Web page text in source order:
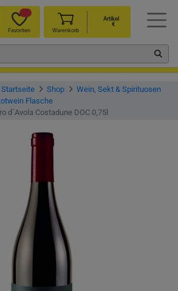
Favoriten Warenkorb
Artikel
€
Startseite Shop
Wein, Sekt & Spirituosen
Flasche
d`Avola Costadune DOC 0,75l